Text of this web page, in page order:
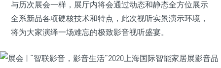
与历次展会一样，展厅内将会通过动态和静态全方位展示
全系新品各项硬核技术和特点，此次视听实景演示环境，
将为大家演绎一场难忘的极致影音视听盛宴。